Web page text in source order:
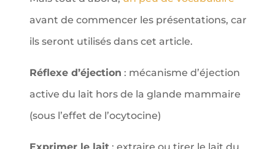
avant de commencer les présentations, car
ils seront utilisés dans cet article.
Réflexe d’éjection : mécanisme d’éjection
active du lait hors de la glande mammaire
(sous l’effet de l’ocytocine)